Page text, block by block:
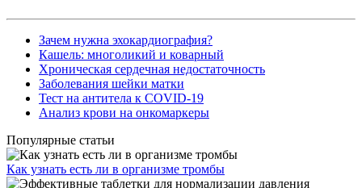
Зачем нужна эхокардиография?
Кашель: многоликий и коварный
Хроническая сердечная недостаточность
Заболевания шейки матки
Тест на антитела к COVID-19
Анализ крови на онкомаркеры
Популярные статьи
Как узнать есть ли в организме тромбы